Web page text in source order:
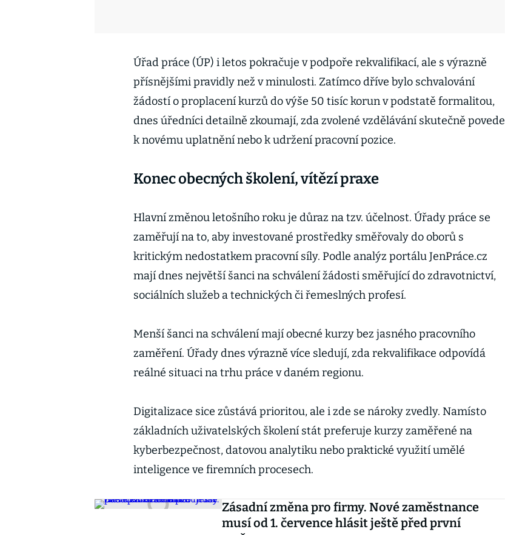
Úřad práce (ÚP) i letos pokračuje v podpoře rekvalifikací, ale s výrazně
přísnějšími pravidly než v minulosti. Zatímco dříve bylo schvalování
žádostí o proplacení kurzů do výše 50 tisíc korun v podstatě formalitou,
dnes úředníci detailně zkoumají, zda zvolené vzdělávání skutečně povede
k novému uplatnění nebo k udržení pracovní pozice.
Konec obecných školení, vítězí praxe
Hlavní změnou letošního roku je důraz na tzv. účelnost. Úřady práce se
zaměřují na to, aby investované prostředky směřovaly do oborů s
kritickým nedostatkem pracovní síly. Podle analýz portálu JenPráce.cz
mají dnes největší šanci na schválení žádosti směřující do zdravotnictví,
sociálních služeb a technických či řemeslných profesí.
Menší šanci na schválení mají obecné kurzy bez jasného pracovního
zaměření. Úřady dnes výrazně více sledují, zda rekvalifikace odpovídá
reálné situaci na trhu práce v daném regionu.
Digitalizace sice zůstává prioritou, ale i zde se nároky zvedly. Namísto
základních uživatelských školení stát preferuje kurzy zaměřené na
kyberbezpečnost, datovou analytiku nebo praktické využití umělé
inteligence ve firemních procesech.
Zásadní změna pro firmy. Nové zaměstnance
musí od 1. července hlásit ještě před první